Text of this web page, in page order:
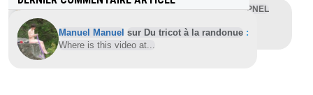
Interview de Christiane Lecocq lors de l’AG de l’APNEL
Lors de l’AG de l’APNEL au Club gymnique
Manuel Manuel sur Du tricot à la randonue :
Where is this video at...